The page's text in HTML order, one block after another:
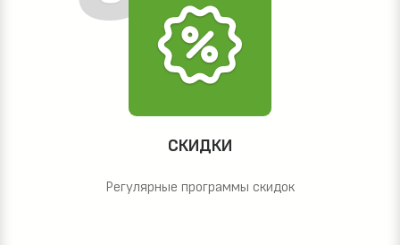
СКИДКИ
Регулярные программы скидок